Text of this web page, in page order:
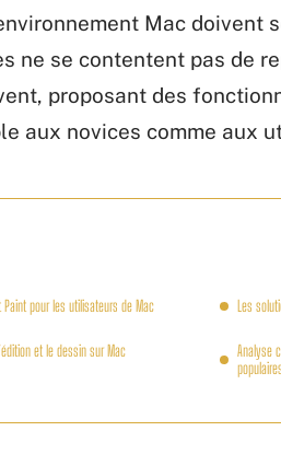
Mac doivent
ne se contentent pas de
proposant des
aux novices comme aux
pour les utilisateurs de Mac
et le dessin sur Mac
Les
Analyse
populaires